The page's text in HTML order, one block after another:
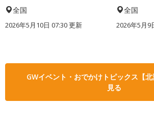
全国
2026年5月10日 07:30 更新
全国
2026年5月9
GWイベント・おでかけトピックス【
見る